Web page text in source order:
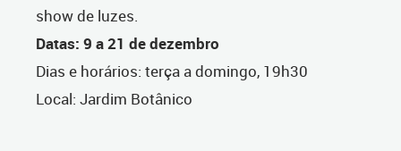
show de luzes.
Datas: 9 a 21 de dezembro
Dias e horários: terça a domingo, 19h30
Local: Jardim Botânico